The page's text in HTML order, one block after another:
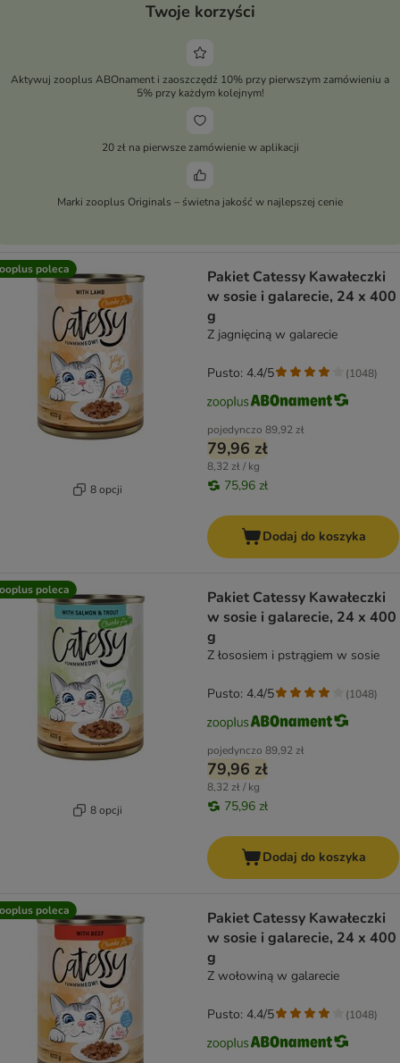
Twoje korzyści
Aktywuj zooplus ABOnament i zaoszczędź 10% przy pierwszym zamówieniu a
5% przy każdym kolejnym!
20 zł na pierwsze zamówienie w aplikacji
Marki zooplus Originals – świetna jakość w najlepszej cenie
poleca
8 opcji
Pakiet Catessy Kawałeczki
w sosie i galarecie, 24 x 400
g
Z jagnięciną w galarecie
pojedynczo 89,92 zł
79,96 zł
8,32 zł / kg
75,96 zł
Pusto: 4.4/5 (1048)
Dodaj do koszyka
poleca
8 opcji
Pakiet Catessy Kawałeczki
w sosie i galarecie, 24 x 400
g
Z łososiem i pstrągiem w sosie
pojedynczo 89,92 zł
79,96 zł
8,32 zł / kg
75,96 zł
Pusto: 4.4/5 (1048)
Dodaj do koszyka
poleca
Pakiet Catessy Kawałeczki
w sosie i galarecie, 24 x 400
g
Z wołowiną w galarecie
Pusto: 4.4/5 (1048)